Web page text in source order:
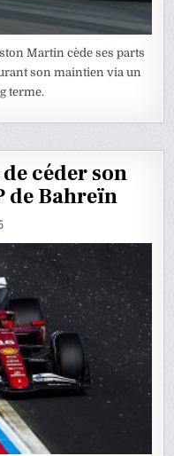
Martin cède ses parts
son maintien via un
terme.
céder son
de Bahreïn